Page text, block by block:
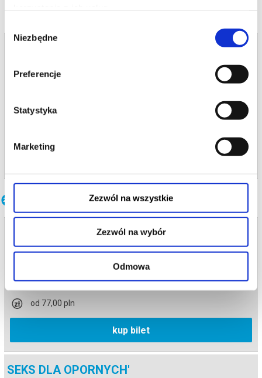
zgody
Niezbędne
Preferencje
Statystyka
Marketing
Zezwól na wszystkie
Zezwól na wybór
Odmowa
13.12.2026 , g. 16:00
Teatr Polonia w Warszawie
Inne terminy
SEKS DLA OPORNYCH'
13.08.2026 , g. 19:00
Teatr Polonia w Warszawie
od 77,00 pln
kup bilet
SEKS DLA OPORNYCH'